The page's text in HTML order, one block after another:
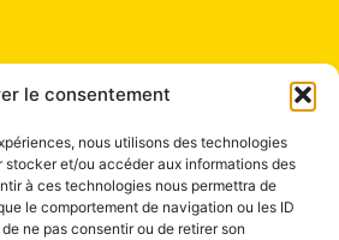
le consentement
nous utilisons des technologies
stocker et/ou accéder aux informations des
à ces technologies nous permettra de
le comportement de navigation ou les ID
ne pas consentir ou de retirer son
Médecine chinoise